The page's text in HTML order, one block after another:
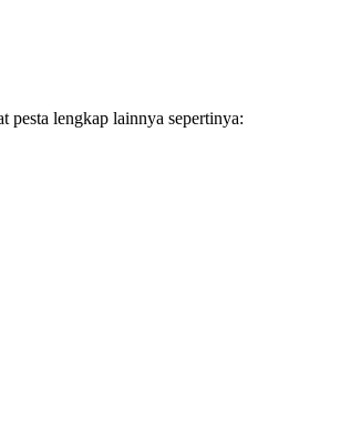
pesta lengkap lainnya sepertinya: